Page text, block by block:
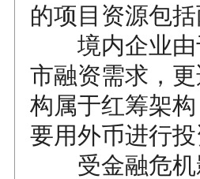
的项目资源包括
境内企业由
市融资需求，
构属于红筹架
要用外币进行投
受金融危机